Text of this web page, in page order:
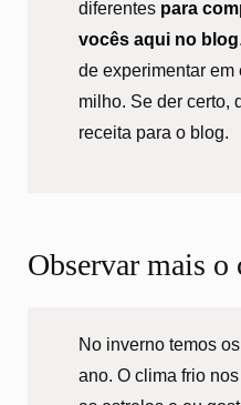
diferentes para
vocês aqui no blog
de experimentar
milho. Se der certo,
receita para o blog.
Observar mais o
No inverno temos
ano. O clima frio